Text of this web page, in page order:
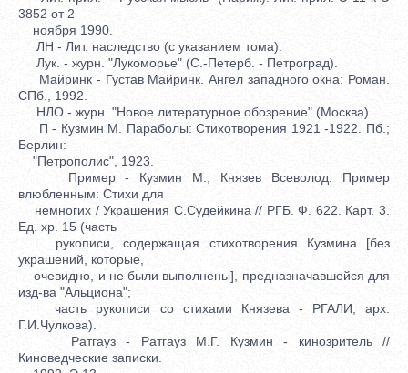
3852 от 2
ноября 1990.
ЛН - Лит. наследство (с указанием тома).
Лук. - журн. "Лукоморье" (С.-Петерб. - Петроград).
Майринк - Густав Майринк. Ангел западного окна: Роман.
СПб., 1992.
НЛО - журн. "Новое литературное обозрение" (Москва).
П - Кузмин М. Параболы: Стихотворения 1921 -1922. Пб.;
Берлин:
"Петрополис", 1923.
Пример - Кузмин М., Князев Всеволод. Пример
влюбленным: Стихи для
немногих / Украшения С.Судейкина // РГБ. Ф. 622. Карт. 3.
Ед. хр. 15 (часть
рукописи, содержащая стихотворения Кузмина [без
украшений, которые,
очевидно, и не были выполнены], предназначавшейся для
изд-ва "Альциона";
часть рукописи со стихами Князева - РГАЛИ, арх.
Г.И.Чулкова).
Ратгауз - Ратгауз М.Г. Кузмин - кинозритель //
Киноведческие записки.